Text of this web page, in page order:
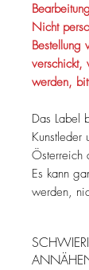
Nicht
Bestellung
verschickt,
werden,
Das Label
Kunstleder
Österreich
Es kann
werden,